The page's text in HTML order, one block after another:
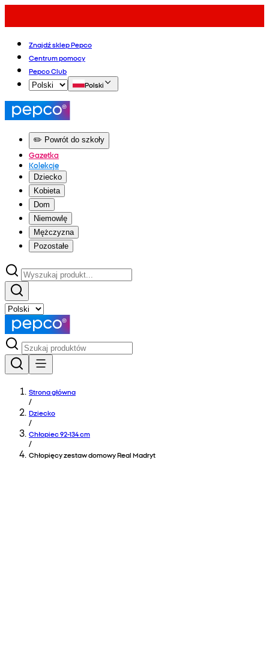
Znajdź sklep Pepco
Centrum pomocy
Pepco Club
Polski
✏️ Powrót do szkoły
Gazetka
Kolekcje
Dziecko
Kobieta
Dom
Niemowlę
Mężczyzna
Pozostałe
Strona główna
/
Dziecko
/
Chłopiec 92-134 cm
/
Chłopięcy zestaw domowy Real Madryt